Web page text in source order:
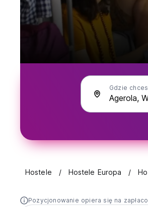
Gdzie
Hostele Hostele Europa
Pozycjonowanie opiera się na